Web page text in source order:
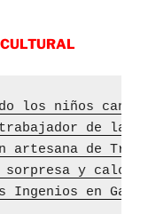
los niños
de la
artesana de
y calor
en Galería